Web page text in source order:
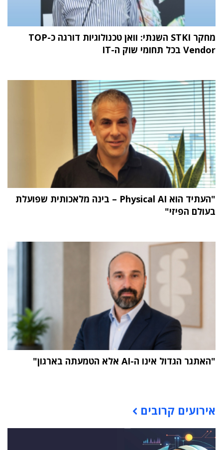
מחקר STKI השנתי: וואן טכנולוגיות דורגה כ-TOP
Vendor בכל תחומי שוק ה-IT
"העתיד הוא Physical AI – בינה מלאכותית שפועלת
בעולם הפיזי"
"האתגר הגדול אינו ה-AI אלא הטמעתה בארגון"
אירועים קרובים